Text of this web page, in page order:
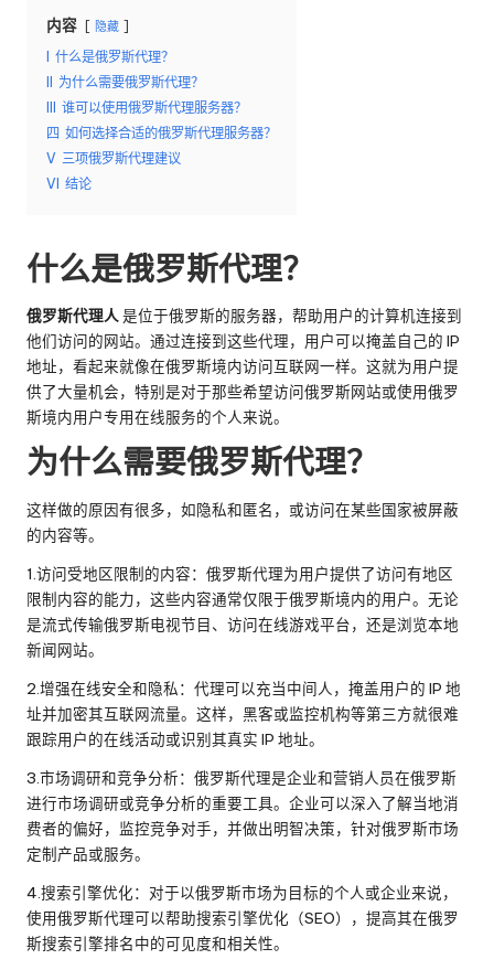
-
O
e
ro
x
y
内容 隐藏
什么是俄罗斯代理？
为什么需要俄罗斯代理？
谁可以使用俄罗斯代理服务器？
四 如何选择合适的俄罗斯代理服务器？
V 三项俄罗斯代理建议
VI 结论
什么是俄罗斯代理？
俄罗斯代理人是位于俄罗斯的服务器，帮助用户的计算机连接到
他们访问的网站。通过连接到这些代理，用户可以掩盖自己的 IP
地址，看起来就像在俄罗斯境内访问互联网一样。这就为用户提
供了大量机会，特别是对于那些希望访问俄罗斯网站或使用俄罗
斯境内用户专用在线服务的个人来说。
为什么需要俄罗斯代理？
这样做的原因有很多，如隐私和匿名，或访问在某些国家被屏蔽
的内容等。
1.访问受地区限制的内容：俄罗斯代理为用户提供了访问有地区
限制内容的能力，这些内容通常仅限于俄罗斯境内的用户。无论
是流式传输俄罗斯电视节目、访问在线游戏平台，还是浏览本地
新闻网站。
2.增强在线安全和隐私：代理可以充当中间人，掩盖用户的 IP 地
址并加密其互联网流量。这样，黑客或监控机构等第三方就很难
跟踪用户的在线活动或识别其真实 IP 地址。
3.市场调研和竞争分析：俄罗斯代理是企业和营销人员在俄罗斯
进行市场调研或竞争分析的重要工具。企业可以深入了解当地消
费者的偏好，监控竞争对手，并做出明智决策，针对俄罗斯市场
定制产品或服务。
4.搜索引擎优化：对于以俄罗斯市场为目标的个人或企业来说，
使用俄罗斯代理可以帮助搜索引擎优化（SEO），提高其在俄罗
斯搜索引擎排名中的可见度和相关性。